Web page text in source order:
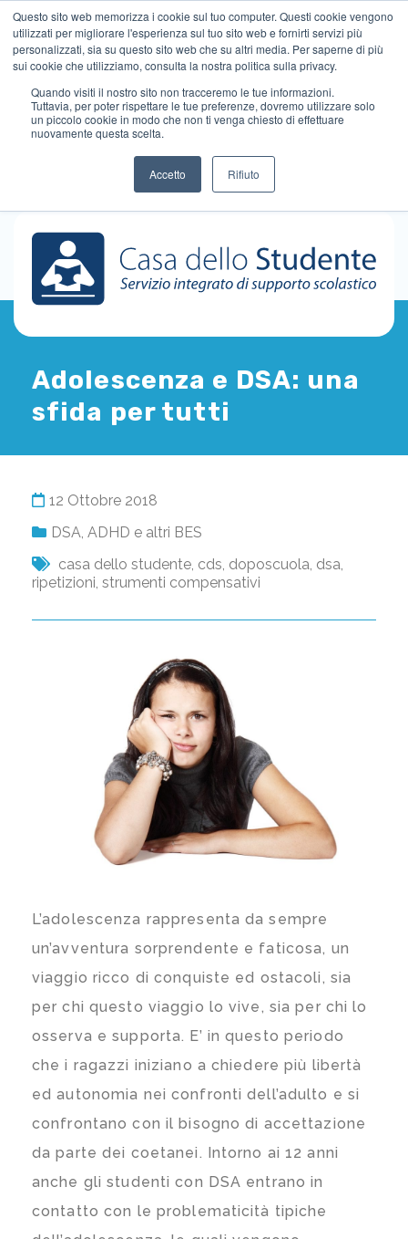
Questo sito web memorizza i cookie sul tuo computer. Questi cookie vengono
utilizzati per migliorare l'esperienza sul tuo sito web e fornirti servizi più
personalizzati, sia su questo sito web che su altri media. Per saperne di più
sui cookie che utilizziamo, consulta la nostra politica sulla privacy.
Quando visiti il ​​nostro sito non tracceremo le tue informazioni.
Tuttavia, per poter rispettare le tue preferenze, dovremo utilizzare solo
un piccolo cookie in modo che non ti venga chiesto di effettuare
nuovamente questa scelta.
Accetto Rifiuto
Adolescenza e DSA: una
sfida per tutti
12 Ottobre 2018
DSA, ADHD e altri BES
casa dello studente, cds, doposcuola, dsa,
ripetizioni, strumenti compensativi
L’adolescenza rappresenta da sempre
un’avventura sorprendente e faticosa, un
viaggio ricco di conquiste ed ostacoli, sia
per chi questo viaggio lo vive, sia per chi lo
osserva e supporta. E’ in questo periodo
che i ragazzi iniziano a chiedere più libertà
ed autonomia nei confronti dell’adulto e si
confrontano con il bisogno di accettazione
da parte dei coetanei. Intorno ai 12 anni
anche gli studenti con DSA entrano in
contatto con le problematicità tipiche